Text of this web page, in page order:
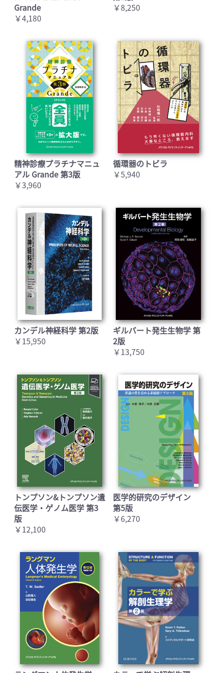
Grande
￥4,180
￥8,250
精神診療プラチナマニュ
アル Grande 第3版
￥3,960
循環器のトビラ
￥5,940
カンデル神経科学 第2版
￥15,950
ギルバート発生生物学 第
2版
￥13,750
トンプソン&トンプソン遺
伝医学・ゲノム医学 第3
版
￥12,100
医学的研究のデザイン
第5版
￥6,270